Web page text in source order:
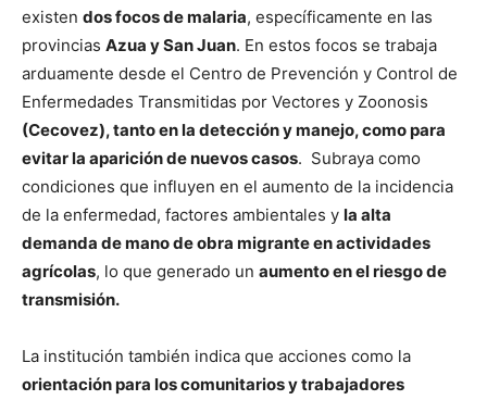
existen dos focos de malaria, específicamente en las
provincias Azua y San Juan. En estos focos se trabaja
arduamente desde el Centro de Prevención y Control de
Enfermedades Transmitidas por Vectores y Zoonosis
(Cecovez), tanto en la detección y manejo, como para
evitar la aparición de nuevos casos. Subraya como
condiciones que influyen en el aumento de la incidencia
de la enfermedad, factores ambientales y la alta
demanda de mano de obra migrante en actividades
agrícolas, lo que generado un aumento en el riesgo de
transmisión.
La institución también indica que acciones como la
orientación para los comunitarios y trabajadores